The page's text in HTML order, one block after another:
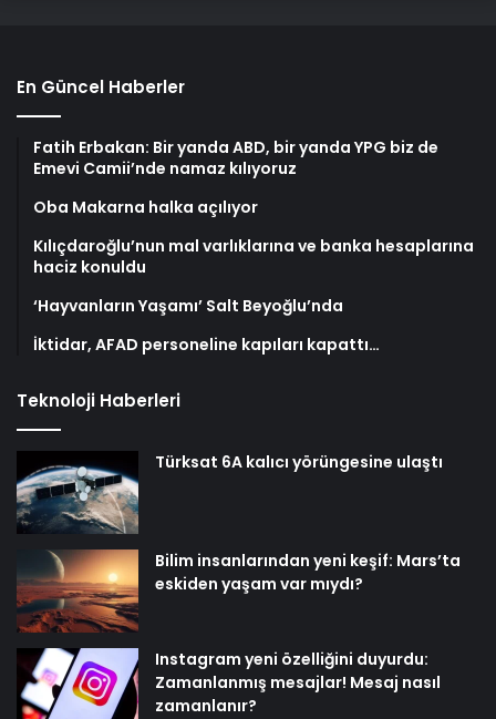
En Güncel Haberler
Fatih Erbakan: Bir yanda ABD, bir yanda YPG biz de
Emevi Camii’nde namaz kılıyoruz
Oba Makarna halka açılıyor
Kılıçdaroğlu’nun mal varlıklarına ve banka hesaplarına
haciz konuldu
‘Hayvanların Yaşamı’ Salt Beyoğlu’nda
İktidar, AFAD personeline kapıları kapattı…
Teknoloji Haberleri
Türksat 6A kalıcı yörüngesine ulaştı
Bilim insanlarından yeni keşif: Mars’ta
eskiden yaşam var mıydı?
Instagram yeni özelliğini duyurdu:
Zamanlanmış mesajlar! Mesaj nasıl
zamanlanır?